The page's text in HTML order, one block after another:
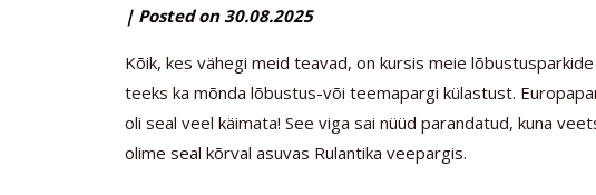
by
| Posted on30.08.2025
Kõik, kes vähegi meid teavad, on kursis meie
teeks ka mõnda lõbustus-või teemapargi külastust.
oli seal veel käimata! See viga sai nüüd parandatud, kuna
olime seal kõrval asuvas Rulantika veepargis.